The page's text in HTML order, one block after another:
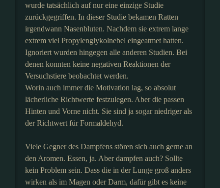
wurde tatsächlich auf nur eine einzige Studie
zurückgegriffen. In dieser Studie bekamen Ratten
irgendwann Nasenbluten. Nachdem sie extrem lange
extrem viel Propylenglykolnebel eingeatmet hatten.
Ignoriert wurden hingegen alle anderen Studien. Bei
denen konnten keine negativen Reaktionen der
Versuchstiere beobachtet werden.
Worin auch immer die Motivation lag, so absolut
lächerliche Richtwerte festzulegen. Aber die passen
Hinten und Vorne nicht. Sie sind ja sogar niedriger als
der Richtwert für Formaldehyd.
Viele Gegner des Dampfens stören sich auch gerne an
den Aromen. Essen, ja. Aber dampfen auch? Sollte
kein Problem sein. Dass die in der Lunge groß anders
wirken als im Magen oder Darm, dafür gibt es keine